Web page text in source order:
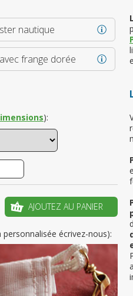
Entrez
vous si
première
CRÉER UN
nautique
frange dorée
):
AJOUTEZ AU PANIER
écrivez-nous):